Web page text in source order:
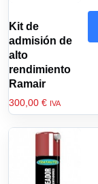
Kit de
admisión de
alto
rendimiento
Ramair
300,00 € IVA